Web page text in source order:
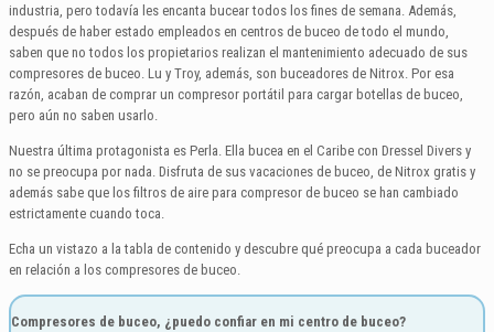
industria, pero todavía les encanta bucear todos los fines de semana. Además,
después de haber estado empleados en centros de buceo de todo el mundo,
saben que no todos los propietarios realizan el mantenimiento adecuado de sus
compresores de buceo. Lu y Troy, además, son buceadores de Nitrox. Por esa
razón, acaban de comprar un compresor portátil para cargar botellas de buceo,
pero aún no saben usarlo.
Nuestra última protagonista es Perla. Ella bucea en el Caribe con Dressel Divers y
no se preocupa por nada. Disfruta de sus vacaciones de buceo, de Nitrox gratis y
además sabe que los filtros de aire para compresor de buceo se han cambiado
estrictamente cuando toca.
Echa un vistazo a la tabla de contenido y descubre qué preocupa a cada buceador
en relación a los compresores de buceo.
Compresores de buceo, ¿puedo confiar en mi centro de buceo?